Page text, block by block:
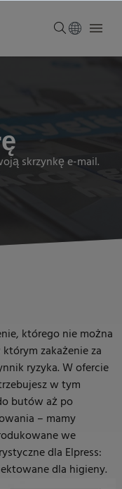
skrzynkę e-mail.
którego nie można
zakażenie za
ryzyka. W ofercie
w tym
butów aż po
– mamy
we
dla Elpress:
dla higieny.